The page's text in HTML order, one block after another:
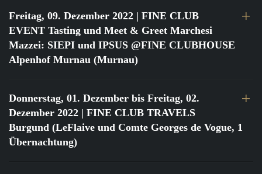
Freitag, 09. Dezember 2022 | FINE CLUB
EVENT Tasting und Meet & Greet Marchesi
Mazzei: SIEPI und IPSUS @FINE CLUBHOUSE
Alpenhof Murnau (Murnau)
Donnerstag, 01. Dezember bis Freitag, 02.
Dezember 2022 | FINE CLUB TRAVELS
Burgund (LeFlaive und Comte Georges de Vogue, 1
Übernachtung)